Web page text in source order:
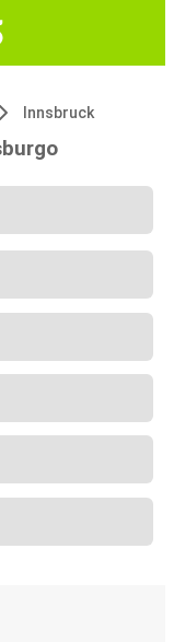
Innsbruck